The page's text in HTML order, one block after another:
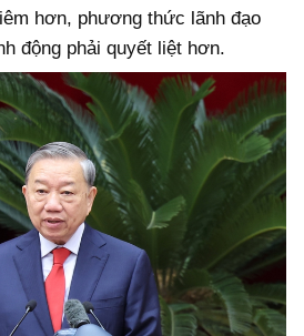
hơn, phương thức lãnh đạo
động phải quyết liệt hơn.